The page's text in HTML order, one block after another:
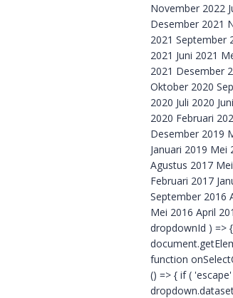
November 2022
Desember 2021
2021 September
2021 Juni 2021
2021 Desember
Oktober 2020
2020 Juli 2020
2020 Februari
Desember 2019
Januari 2019 Mei
Agustus 2017
Februari 2017
September 2016
Mei 2016 April
dropdownId ) =>
function
() => { if (